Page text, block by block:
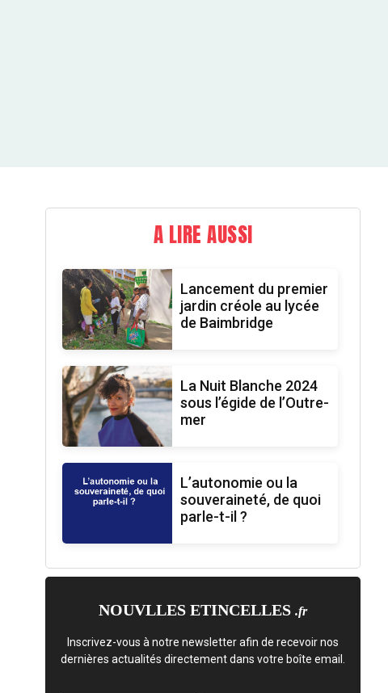
A LIRE AUSSI
Lancement du premier
jardin créole au lycée
de Baimbridge
La Nuit Blanche 2024
sous l’égide de l’Outre-
mer
L’autonomie ou la
souveraineté, de quoi
parle-t-il ?
NOUVLLES ETINCELLES .fr
Inscrivez-vous à notre newsletter afin de recevoir nos
dernières actualités directement dans votre boîte email.